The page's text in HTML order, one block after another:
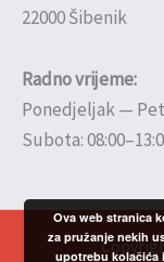
22000 Šibenik
Radno vrijeme:
Ponedjeljak —
Subota:
Ova web stranica
za pružanje nekih
upotrebu kolačića